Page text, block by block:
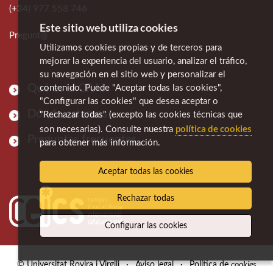
(+34) 977 558 746
Pregunt@
Qué es el CRAI
Dónde estamos
Preguntas frecuentes
cookies
Este sitio web utiliza cookies
Utilizamos cookies propias y de terceros para
mejorar la experiencia del usuario, analizar el tráfico,
su navegación en el sitio web y personalizar el
contenido. Puede "Aceptar todas las cookies",
"Configurar las cookies" que desea aceptar o
"Rechazar todas" (excepto las cookies técnicas que
son necesarias). Consulte nuestra política de cookies
para obtener más información.
Aceptar todas las cookies
Rechazar todas
Configurar las cookies